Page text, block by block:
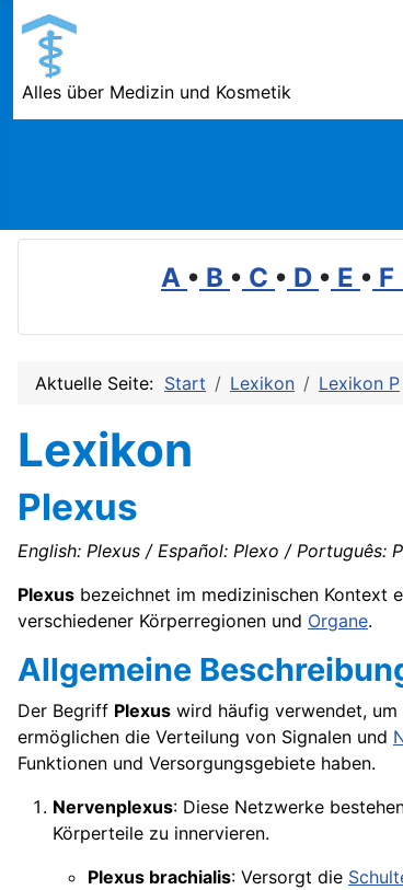
Alles über Medizin und Kosmetik
A • B • C • D • E • F
Aktuelle Seite: Start Lexikon Lexikon P
Lexikon
Plexus
English: Plexus / Español: Plexo / Português:
Plexus bezeichnet im medizinischen Kontext
verschiedener Körperregionen und Organe.
Allgemeine
Der Begriff Plexus wird häufig verwendet,
ermöglichen die Verteilung von Signalen und
Funktionen und Versorgungsgebiete haben.
Nervenplexus: Diese Netzwerke
Körperteile zu innervieren.
Plexus brachialis: Versorgt die